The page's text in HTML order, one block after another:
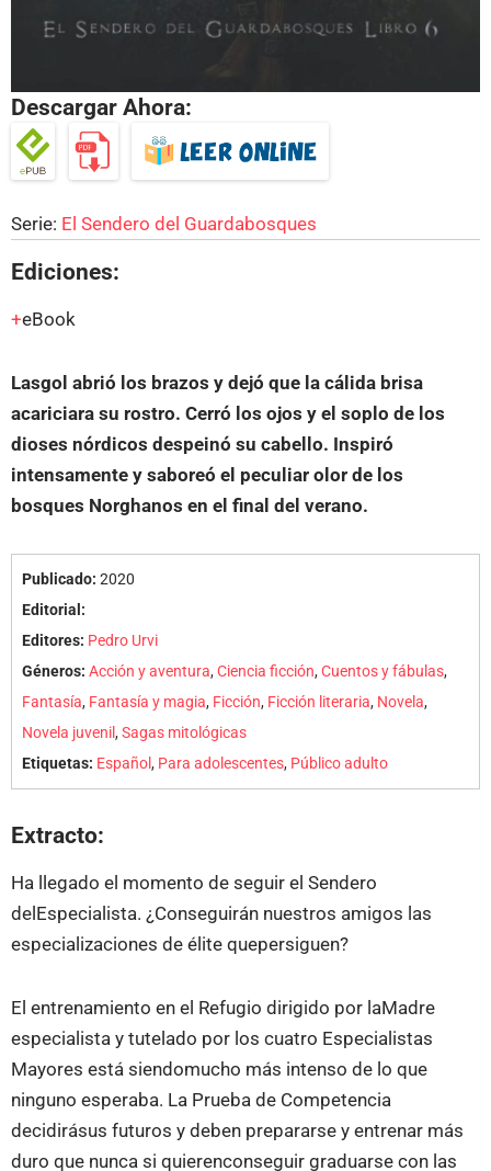
Descargar Ahora:
Serie: El Sendero del Guardabosques
Ediciones:
eBook
Lasgol abrió los brazos y dejó que la cálida brisa
acariciara su rostro. Cerró los ojos y el soplo de los
dioses nórdicos despeinó su cabello. Inspiró
intensamente y saboreó el peculiar olor de los
bosques Norghanos en el final del verano.
Publicado: 2020
Editorial:
Editores: Pedro Urvi
Géneros: Acción y aventura,Ciencia ficción,Cuentos y fábulas,
Fantasía, Fantasía y magia, Ficción, Ficción literaria, Novela,
Novela juvenil,Sagas mitológicas
Etiquetas: Español, Para adolescentes, Público adulto
Extracto:
Ha llegado el momento de seguir el Sendero
delEspecialista. ¿Conseguirán nuestros amigos las
especializaciones de élite quepersiguen?
El entrenamiento en el Refugio dirigido por laMadre
especialista y tutelado por los cuatro Especialistas
Mayores está siendomucho más intenso de lo que
ninguno esperaba. La Prueba de Competencia
decidirásus futuros y deben prepararse y entrenar más
duro que nunca si quierenconseguir graduarse con las